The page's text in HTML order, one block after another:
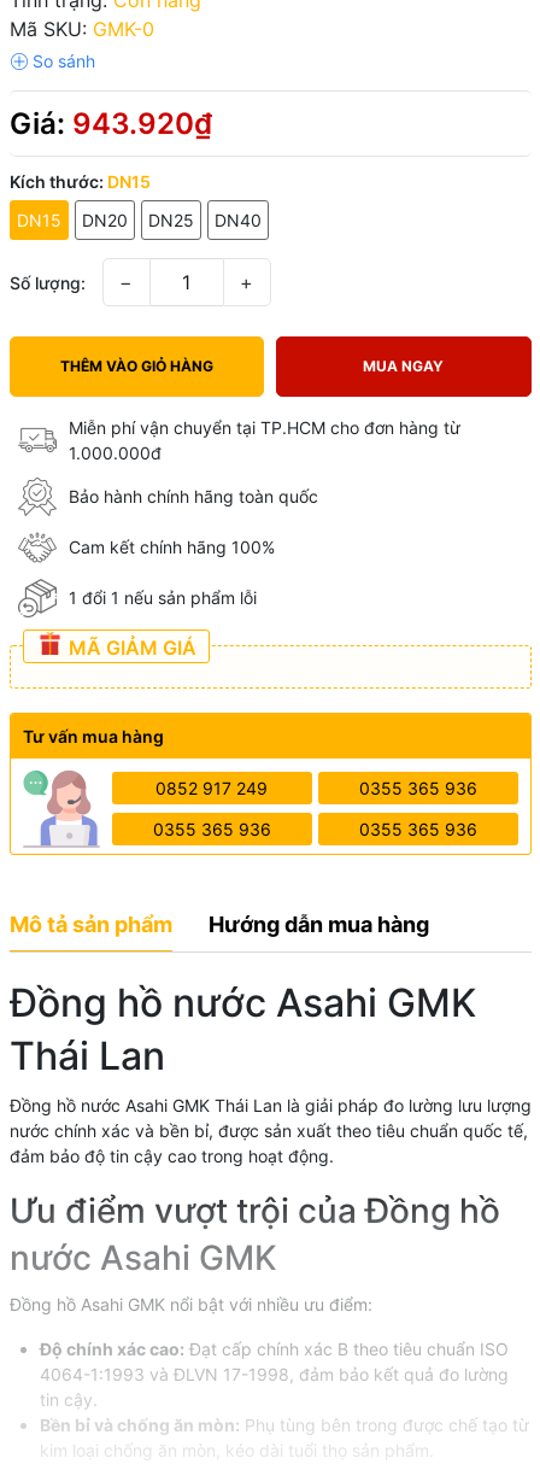
Mã SKU: GMK-0
Giá: 943.920₫
Kích thước: DN15
DN15
DN20 DN25 DN40
Số lượng: − +
THÊM VÀO GIỎ HÀNG MUA NGAY
Miễn phí vận chuyển tại TP.HCM cho đơn hàng từ
1.000.000đ
Bảo hành chính hãng toàn quốc
Cam kết chính hãng 100%
1 đổi 1 nếu sản phẩm lỗi
MÃ GIẢM GIÁ
Tư vấn mua hàng
0852 917 249 0355 365 936
0355 365 936 0355 365 936
Mô tả sản phẩm Hướng dẫn mua hàng
Đồng hồ nước Asahi GMK
Thái Lan
Đồng hồ nước Asahi GMK Thái Lan là giải pháp đo lường lưu lượng
nước chính xác và bền bỉ, được sản xuất theo tiêu chuẩn quốc tế,
đảm bảo độ tin cậy cao trong hoạt động.
Ưu điểm vượt trội của Đồng hồ
nước Asahi GMK
Đồng hồ Asahi GMK nổi bật với nhiều ưu điểm:
Độ chính xác cao: Đạt cấp chính xác B theo tiêu chuẩn ISO
4064-1:1993 và ĐLVN 17-1998, đảm bảo kết quả đo lường
tin cậy.
Bền bỉ và chống ăn mòn: Phụ tùng bên trong được chế tạo từ
kim loại chống ăn mòn, kéo dài tuổi thọ sản phẩm.